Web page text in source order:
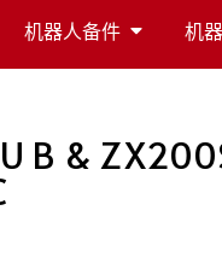
机器人备件 机
B &